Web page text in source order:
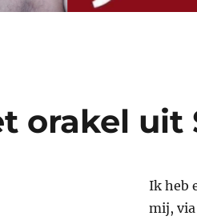
orakel uit
Ik heb
mij, via